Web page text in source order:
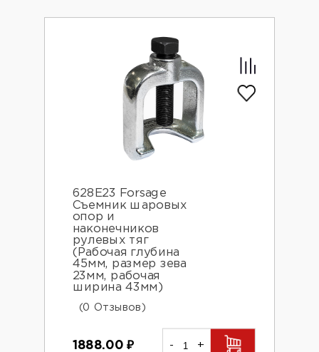
628E23 Forsage
Съемник шаровых
опор и
наконечников
рулевых тяг
(Рабочая глубина
45мм, размер зева
23мм, рабочая
ширина 43мм)
(0 Отзывов)
1888.00₽ - +